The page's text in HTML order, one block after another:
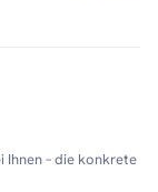
Ihnen – die konkrete